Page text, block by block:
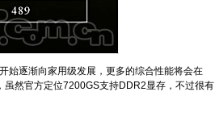
逐渐向家用级发展，更多的综合性能将会在
然官方定位7200GS支持DDR2显存，不过很有